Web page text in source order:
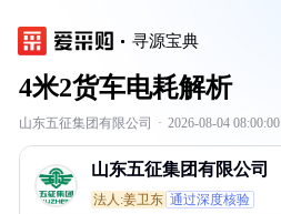
寻源宝典
4米2货车电耗解析
山东五征集团有限公司 · 2026-08-04 08:00:00
山东五征集团有限公司
法人:姜卫东 通过深度核验